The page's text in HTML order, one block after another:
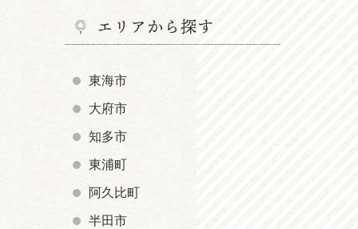
エリアから探す
東海市
大府市
知多市
東浦町
阿久比町
半田市